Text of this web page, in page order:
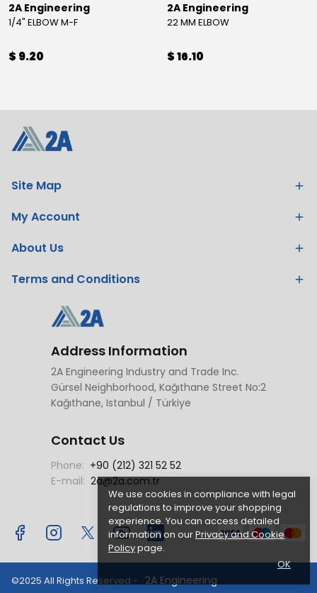
We use cookies in compliance with legal
regulations to improve your shopping
experience. You can access detailed
information on ourPrivacy and Cookie
Policypage.
OK
2A Engineering
1/4" ELBOW M-F
$ 9.20
2A Engineering
22 MM ELBOW
$ 16.10
Site Map
My Account
About Us
Terms and Conditions
Address Information
2A Engineering Industry and Trade Inc.
Gürsel Neighborhood, Kağıthane Street No:2
Kağıthane, Istanbul / Türkiye
Contact Us
Phone: +90 (212) 321 52 52
E-mail: 2a@2a.com.tr
©2025 All Rights Reserved - 2A Engineering